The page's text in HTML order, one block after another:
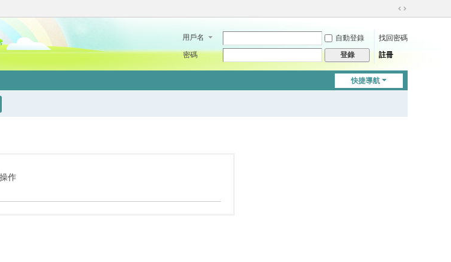
切
到
用戶名 自動登錄
找回密碼
密碼
登錄 註冊
快捷導航
作